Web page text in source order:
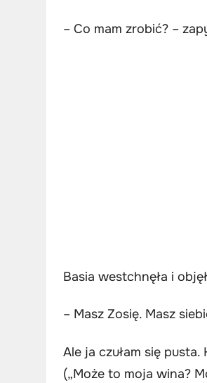
– Co mam zrobić? –
Basia westchnęła i
– Masz Zosię. Masz
Ale ja czułam się
(„Może to moja wina?